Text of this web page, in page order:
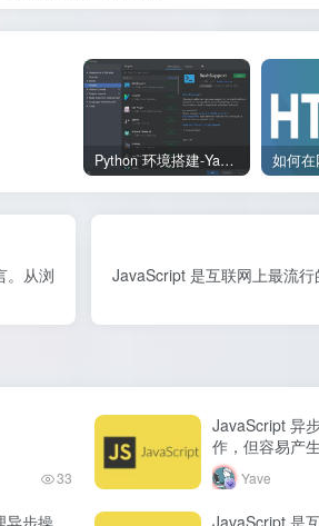
Python 环境搭建-Yave520-专业开发者社区
。从浏
JavaScript 是互联网上最流
33
JavaScript 异
作，但容易产
Yave
异步操 JavaScript 是